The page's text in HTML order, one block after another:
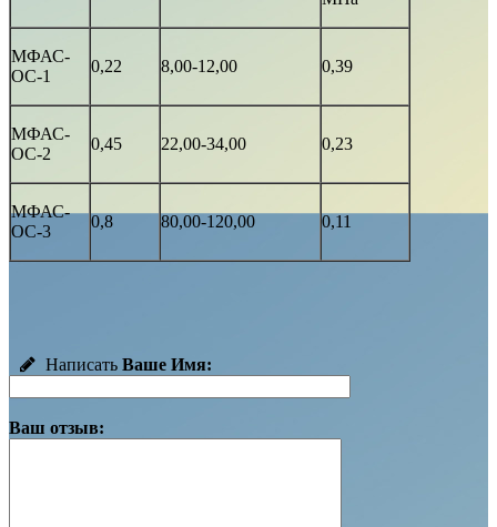
МФАС-
ОС-1
0,22 8,00-12,00 0,39
МФАС-
ОС-2
0,45 22,00-34,00 0,23
МФАС-
ОС-3
0,8 80,00-120,00 0,11
Написать Ваше Имя:
Ваш отзыв: